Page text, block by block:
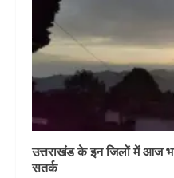
उत्तराखंड के इन जिलों में आज
सतर्क